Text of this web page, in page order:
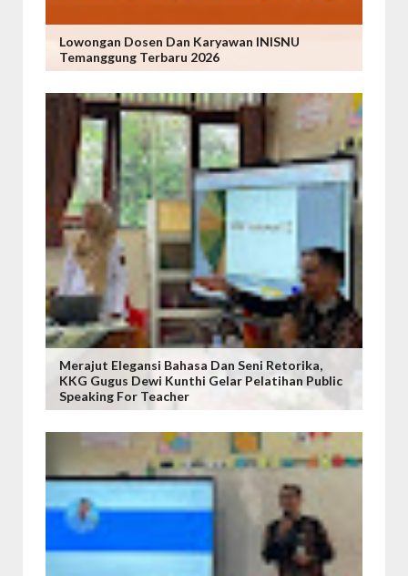
Lowongan Dosen Dan Karyawan INISNU
Temanggung Terbaru 2026
Merajut Elegansi Bahasa Dan Seni Retorika,
KKG Gugus Dewi Kunthi Gelar Pelatihan Public
Speaking For Teacher